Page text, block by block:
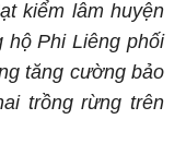
kiểm lâm huyện
hộ Phi Liêng phối
tăng cường bảo
trồng rừng trên